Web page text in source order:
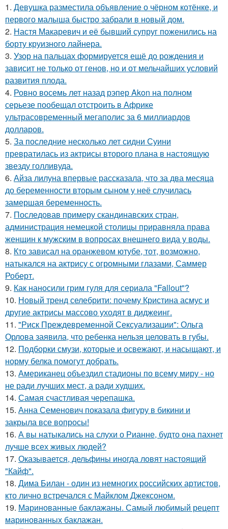
1. Девушка разместила объявление о чёрном котёнке, и
первого малыша быстро забрали в новый дом.
2. Настя Макаревич и её бывший супруг поженились на
борту круизного лайнера.
3. Узор на пальцах формируется ещё до рождения и
зависит не только от генов, но и от мельчайших условий
развития плода.
4. Ровно восемь лет назад рэпер Akon на полном
серьезе пообещал отстроить в Африке
ультрасовременный мегаполис за 6 миллиардов
долларов.
5. За последние несколько лет сидни Суини
превратилась из актрисы второго плана в настоящую
звезду голливуда.
6. Айза лилуна впервые рассказала, что за два месяца
до беременности вторым сыном у неё случилась
замершая беременность.
7. Последовав примеру скандинавских стран,
администрация немецкой столицы приравняла права
женщин к мужским в вопросах внешнего вида у воды.
8. Кто зависал на оранжевом ютубе, тот, возможно,
натыкался на актрису с огромными глазами, Саммер
Роберт.
9. Как наносили грим гуля для сериала "Fallout"?
10. Новый тренд селебрити: почему Кристина асмус и
другие актрисы массово уходят в диджеинг.
11. "Риск Преждевременной Сексуализации": Ольга
Орлова заявила, что ребенка нельзя целовать в губы.
12. Подборки смузи, которые и освежают, и насыщают, и
норму белка помогут добрать.
13. Американец объездил стадионы по всему миру - но
не ради лучших мест, а ради худших.
14. Самая счастливая черепашка.
15. Анна Семенович показала фигуру в бикини и
закрыла все вопросы!
16. А вы натыкались на слухи о Рианне, будто она пахнет
лучше всех живых людей?
17. Оказывается, дельфины иногда ловят настоящий
"Кайф".
18. Дима Билан - один из немногих российских артистов,
кто лично встречался с Майклом Джексоном.
19. Маринованные баклажаны. Самый любимый рецепт
маринованных баклажан.